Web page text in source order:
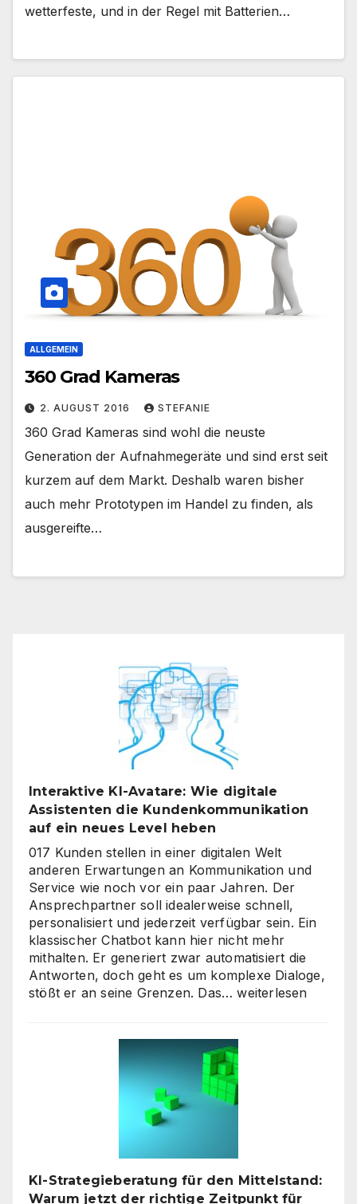
wetterfeste, und in der Regel mit Batterien…
ALLGEMEIN
360 Grad Kameras
2. AUGUST 2016 STEFANIE
360 Grad Kameras sind wohl die neuste
Generation der Aufnahmegeräte und sind erst seit
kurzem auf dem Markt. Deshalb waren bisher
auch mehr Prototypen im Handel zu finden, als
ausgereifte…
Interaktive KI-Avatare: Wie digitale
Assistenten die Kundenkommunikation
auf ein neues Level heben
017 Kunden stellen in einer digitalen Welt
anderen Erwartungen an Kommunikation und
Service wie noch vor ein paar Jahren. Der
Ansprechpartner soll idealerweise schnell,
personalisiert und jederzeit verfügbar sein. Ein
klassischer Chatbot kann hier nicht mehr
mithalten. Er generiert zwar automatisiert die
Antworten, doch geht es um komplexe Dialoge,
stößt er an seine Grenzen. Das…Interaktive
Wie
digitale
Assistenten
Level
weiterlesen
KI-Strategieberatung für den Mittelstand:
Warum jetzt der richtige Zeitpunkt für